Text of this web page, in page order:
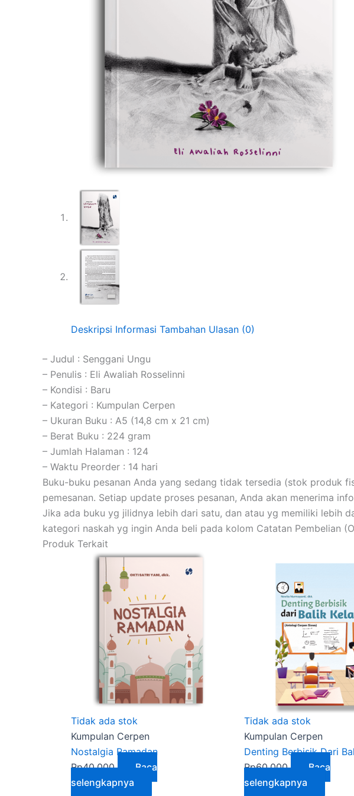
Deskripsi Informasi Tambahan Ulasan (0)
– Judul : Senggani Ungu
– Penulis : Eli Awaliah Rosselinni
– Kondisi : Baru
– Kategori : Kumpulan Cerpen
– Ukuran Buku : A5 (14,8 cm x 21 cm)
– Berat Buku : 224 gram
– Jumlah Halaman : 124
– Waktu Preorder : 14 hari
Buku-buku pesanan Anda yang sedang tidak tersedia (stok produk
pemesanan. Setiap update proses pesanan, Anda akan menerima
Jika ada buku yg jilidnya lebih dari satu, dan atau yg memiliki lebih
kategori naskah yg ingin Anda beli pada kolom Catatan Pembelian
Produk Terkait
Tidak ada stok
Kumpulan Cerpen
Nostalgia Ramadan
Rp40.000
Baca
selengkapnya
Tidak ada stok
Kumpulan Cerpen
Denting Berbisik Dari
Rp60.000
Baca
selengkapnya